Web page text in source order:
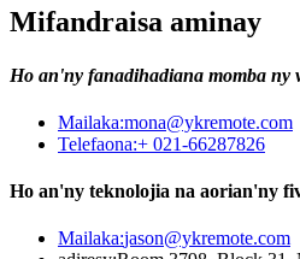
Mifandraisa aminay
Ho an'ny fanadihadiana momba ny
Mailaka:mona@ykremote.com
Telefaona:+ 021-66287826
Ho an'ny teknolojia na aorian'ny
Mailaka:jason@ykremote.com